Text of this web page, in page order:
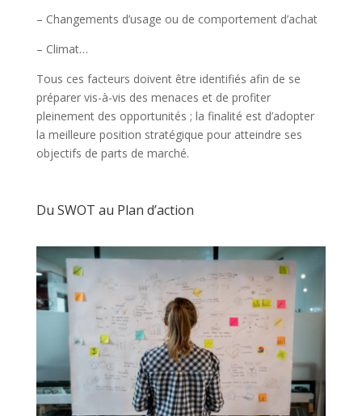
– Changements d’usage ou de comportement d’achat
– Climat…
Tous ces facteurs doivent être identifiés afin de se
préparer vis-à-vis des menaces et de profiter
pleinement des opportunités ; la finalité est d’adopter
la meilleure position stratégique pour atteindre ses
objectifs de parts de marché.
Du SWOT au Plan d’action